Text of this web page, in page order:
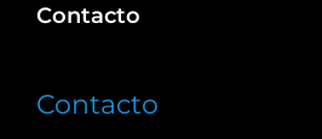
Contacto
Contacto